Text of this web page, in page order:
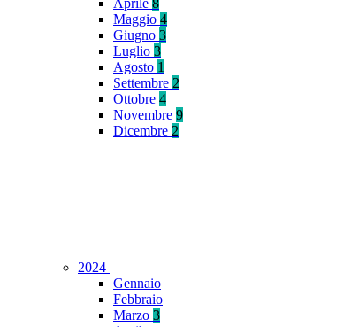
Aprile 8
Maggio 4
Giugno 3
Luglio 3
Agosto 1
Settembre 2
Ottobre 4
Novembre 9
Dicembre 2
2024
Gennaio
Febbraio
Marzo 3